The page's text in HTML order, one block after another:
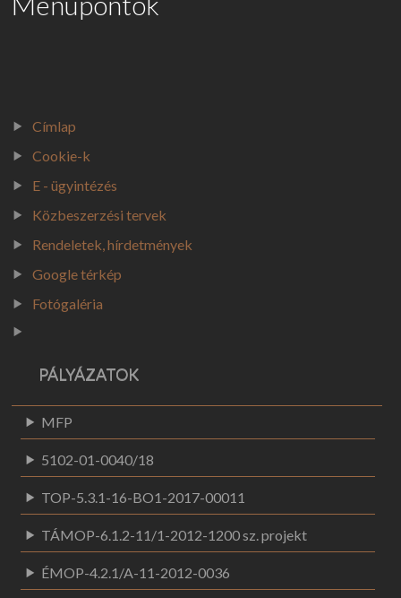
KÖZÉRDEKŰ
VÁLASZTÁSI INFORMÁCIÓK
VÁLASZTÁSI SZERVEK
VÁLASZTÁSI ÜGYINTÉZÉS
2026. ÉVI VÁLASZTÁS
KORÁBBI VÁLASZTÁSOK (2024)
Címlap
Cookie-k
E - ügyintézés
Közbeszerzési tervek
Rendeletek, hírdetmények
Google térkép
Fotógaléria
PÁLYÁZATOK
MFP
5102-01-0040/18
TOP-5.3.1-16-BO1-2017-00011
TÁMOP-6.1.2-11/1-2012-1200 sz. projekt
ÉMOP-4.2.1/A-11-2012-0036